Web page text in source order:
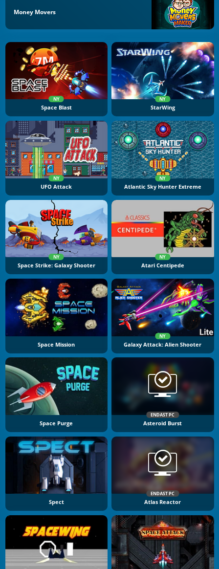
Money Movers
NY
Space Blast
NY
StarWing
NY
UFO Attack
NY
Atlantic Sky Hunter Extreme
NY
Space Strike: Galaxy Shooter
NY
Atari Centipede
Space Mission
NY
Galaxy Attack: Alien Shooter
Space Purge
ENDAST PC
Asteroid Burst
Spect
ENDAST PC
Atlas Reactor